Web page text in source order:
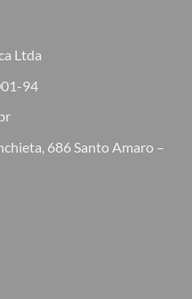
Ltda
94
686 Santo Amaro –